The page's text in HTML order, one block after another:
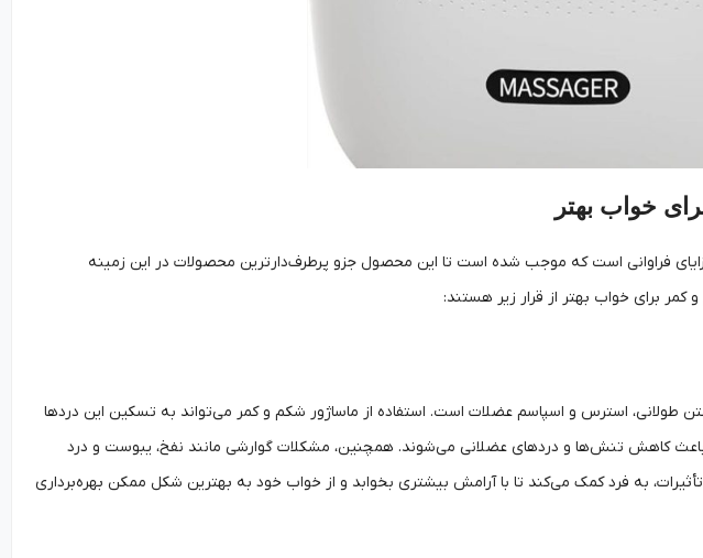
خواب بهتر
فراوانی است که موجب شده است تا این محصول جزو پرطرف‌دارترین محصولات در این زمینه
برای خواب بهتر از قرار زیر هستند:
طولانی، استرس و اسپاسم عضلات است. استفاده از ماساژور شکم و کمر می‌تواند به تسکین این دردها
باعث کاهش تنش‌ها و دردهای عضلانی می‌شوند. همچنین، مشکلات گوارشی مانند نفخ، یبوست و درد
تأثیرات، به فرد کمک می‌کند تا با آرامش بیشتری بخوابد و از خواب خود به بهترین شکل ممکن بهره‌برداری